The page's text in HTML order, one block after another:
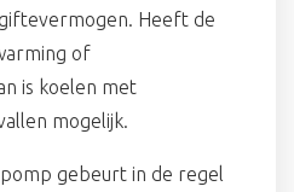
Heeft de
of
is koelen met
mogelijk.
gebeurt in de regel